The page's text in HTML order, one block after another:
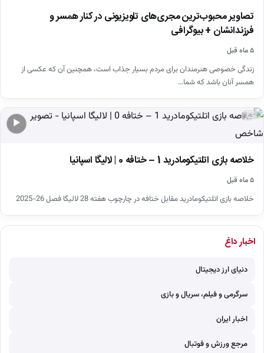
تصاویر محبوب‌ترین مجری‌های تلویزیونی در کنار همسر و
فرزندانشان + بیوگرافی
۵ ماه قبل
زندگی خصوصی هنرمندان برای مردم بسیار جذاب است، همچنین آن که عکسی از
همسر آنان باشد که شما…
▶
اخبار
خلاصه بازی اتلتیکومادرید 1 – ختافه 0 | لالیگا اسپانیا
۵ ماه قبل
خلاصه بازی اتلتیکومادرید مقابل ختافه در چارچوب هفته 28 لالیگا فصل 26-2025
اخبار داغ
دنیای ارز دیجیتال
سرگرمی و فیلم، سریال و بازی
اخبار ایران
مرجع ورزش و فوتبال